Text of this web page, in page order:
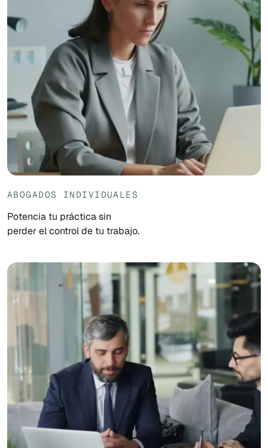
ABOGADOS INDIVIDUALES
Potencia tu práctica sin
perder el control de tu trabajo.